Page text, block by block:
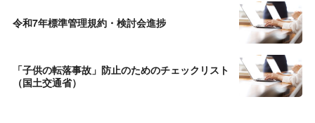
令和7年標準管理規約・検討会進捗
「子供の転落事故」防止のためのチェックリスト
（国土交通省）